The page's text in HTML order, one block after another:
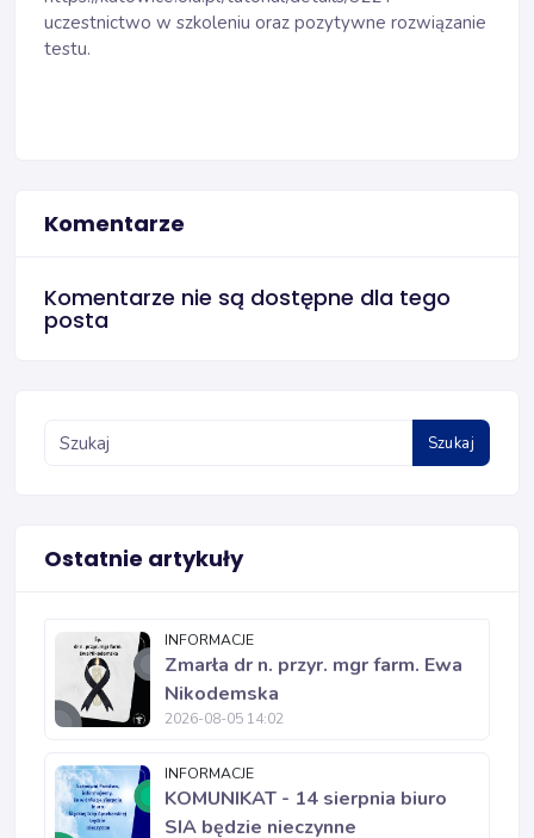
uczestnictwo w szkoleniu oraz pozytywne rozwiązanie
testu.
Komentarze
Komentarze nie są dostępne dla tego
posta
Szukaj
Ostatnie artykuły
INFORMACJE
Zmarła dr n. przyr. mgr farm. Ewa
Nikodemska
2026-08-05 14:02
INFORMACJE
KOMUNIKAT - 14 sierpnia biuro
SIA będzie nieczynne